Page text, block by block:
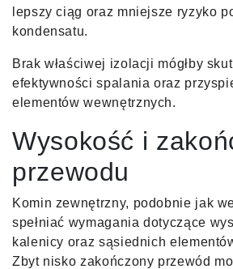
lepszy ciąg oraz mniejsze ryzyko
kondensatu.
Brak właściwej izolacji mógłby
efektywności spalania oraz
elementów wewnętrznych.
Wysokość i
przewodu
Komin zewnętrzny, podobnie jak
spełniać wymagania dotyczące
kalenicy oraz sąsiednich
Zbyt nisko zakończony przewód